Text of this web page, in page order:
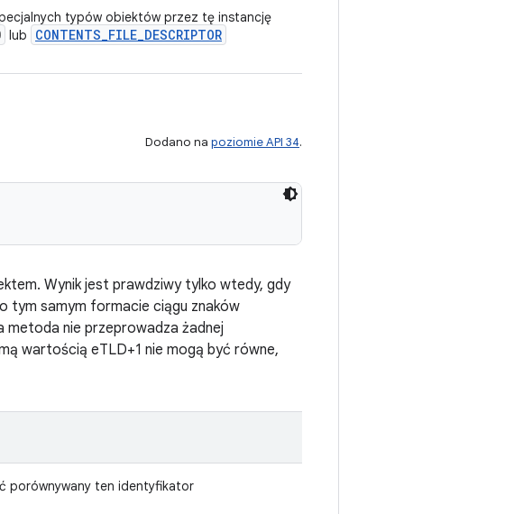
typów obiektów przez tę instancję
lub CONTENTS_FILE_DESCRIPTOR
Dodano na poziomie API 34.
Wynik jest prawdziwy tylko wtedy, gdy
tym samym formacie ciągu znaków
metoda nie przeprowadza żadnej
wartością eTLD+1 nie mogą być równe,
porównywany ten identyfikator